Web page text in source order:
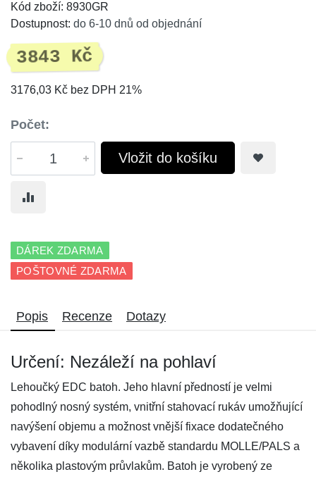
Kód zboží: 8930GR
Dostupnost: do 6-10 dnů od objednání
3843 Kč
3176,03 Kč bez DPH 21%
Počet:
Vložit do košíku
DÁREK ZDARMA
POŠTOVNÉ ZDARMA
Popis Recenze Dotazy
Určení: Nezáleží na pohlaví
Lehoučký EDC batoh. Jeho hlavní předností je velmi
pohodlný nosný systém, vnitřní stahovací rukáv umožňující
navýšení objemu a možnost vnější fixace dodatečného
vybavení díky modulární vazbě standardu MOLLE/PALS a
několika plastovým průvlakům. Batoh je vyrobený ze